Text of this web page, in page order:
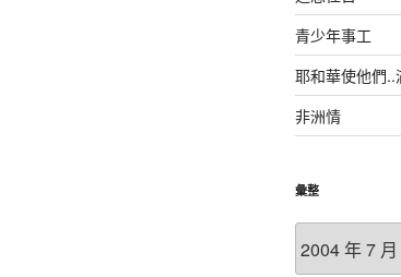
青少年事工
耶和華使他們..
非洲情
彙整
整